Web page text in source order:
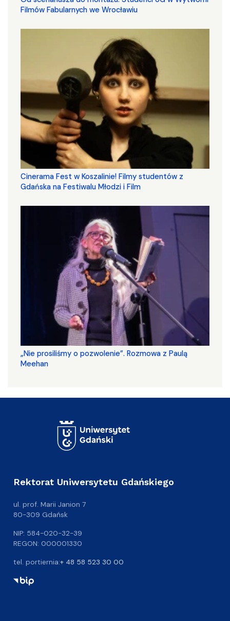
Filmów Fabularnych we Wrocławiu
Cinerama Fest w Koszalinie! Filmy studentów z
Gdańska na Festiwalu Młodzi i Film
„Nie prosiliśmy o pozwolenie”. Rozmowa z Paulą
Meehan
Rektorat Uniwersytetu Gdańskiego
ul. prof. Marii Janion 7
80-309 Gdańsk
NIP: 584-020-32-39
REGON: 000001330
tel. portiernia:+ 48 58 523 30 00